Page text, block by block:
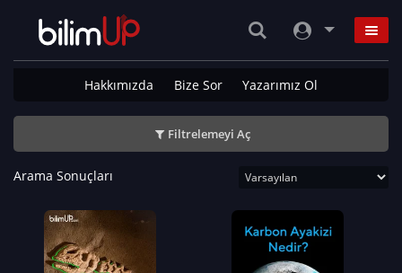
Hakkımızda Bize Sor Yazarımız Ol
Filtrelemeyi Aç
Arama Sonuçları